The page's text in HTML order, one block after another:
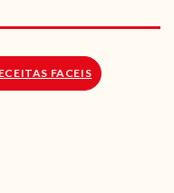
FACEIS